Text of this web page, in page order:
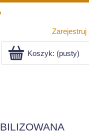
Zarejestruj
Koszyk: (pusty)